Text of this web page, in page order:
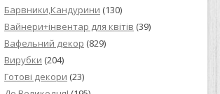
ПИРОГА З
Барвники,Кандурини (130)
Вайнери+інвентар для квітів (39)
Вафельний декор (829)
Вирубки (204)
Готові декори (23)